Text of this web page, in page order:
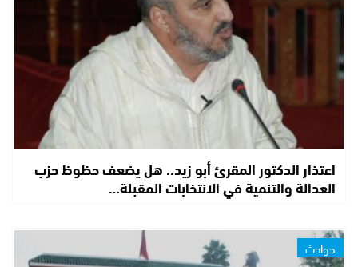
اعتذار الدكتور المقرئ أبو زيد.. هل يضعف حظوظ حزب
العدالة والتنمية في الانتخابات المقبلة…
حوادث